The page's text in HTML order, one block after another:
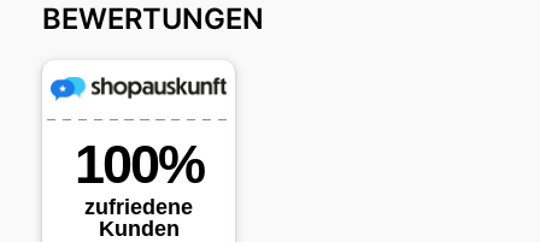
BEWERTUNGEN